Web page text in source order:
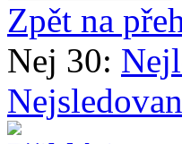
Zpět na
Nej 30: